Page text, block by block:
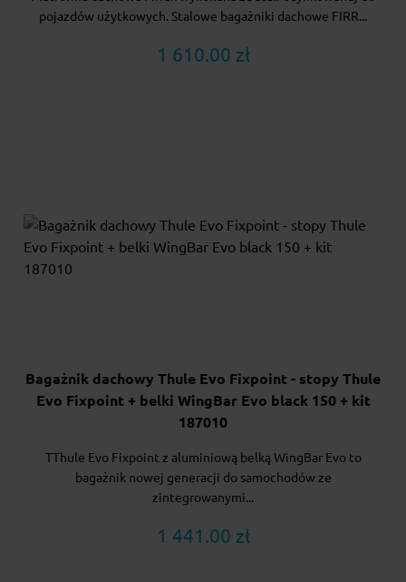
pojazdów użytkowych. Stalowe bagażniki dachowe FIRR...
1 610.00 zł
Bagażnik dachowy Thule Evo Fixpoint - stopy Thule
Evo Fixpoint + belki WingBar Evo black 150 + kit
187010
TThule Evo Fixpoint z aluminiową belką WingBar Evo to
bagażnik nowej generacji do samochodów ze
zintegrowanymi...
1 441.00 zł